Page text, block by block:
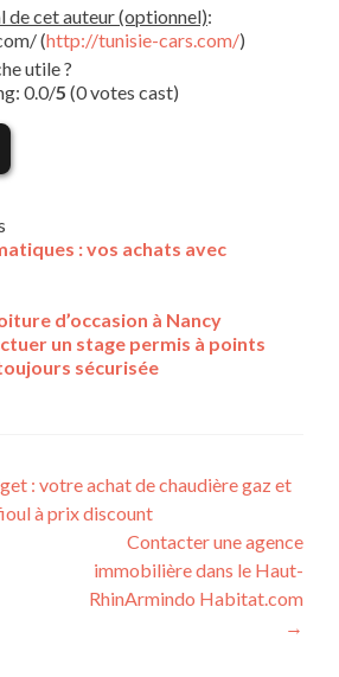
de cet auteur (optionnel):
(http://tunisie-cars.com/)
utile ?
0.0/5 (0 votes cast)
: vos achats avec
d’occasion à Nancy
un stage permis à points
sécurisée
: votre achat de chaudière gaz et
à prix discount
Contacter une agence
immobilière dans le Haut-
RhinArmindo Habitat.com
→